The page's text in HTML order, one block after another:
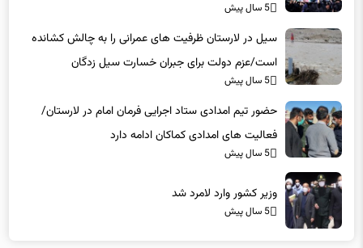
5 سال پیش
سیل در لارستان ظرفیت های عمرانی را به چالش کشانده
است/عزم دولت برای جبران خسارت سیل زدگان
5 سال پیش
حضور تیم امدادی ستاد اجرایی فرمان امام در لارستان/
فعالیت های امدادی کماکان ادامه دارد
5 سال پیش
وزیر کشور وارد لامرد شد
5 سال پیش